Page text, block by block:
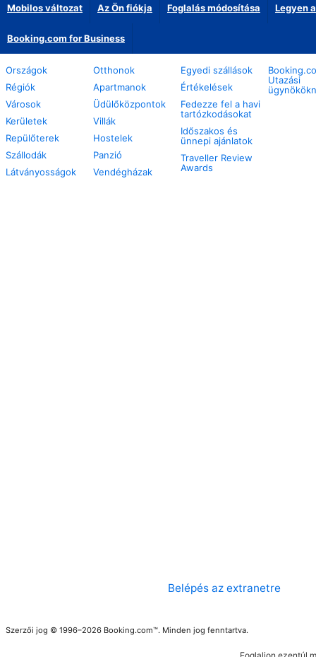
Mobilos változat Az Ön fiókja Foglalás módosítása Legyen
Booking.com for Business
Országok
Régiók
Városok
Kerületek
Repülőterek
Szállodák
Látványosságok
Otthonok
Apartmanok
Üdülőközpontok
Villák
Hostelek
Panzió
Vendégházak
Egyedi szállások
Értékelések
Fedezze fel a havi
tartózkodásokat
Időszakos és
ünnepi ajánlatok
Traveller Review
Awards
Utazási
Belépés az extranetre
Szerzői jog © 1996–2026 Booking.com™. Minden jog fenntartva.